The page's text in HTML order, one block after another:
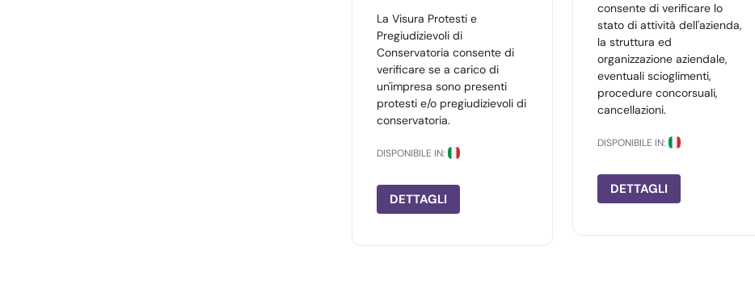
La Visura Protesti e
Pregiudizievoli di
Conservatoria consente di
verificare se a carico di
un'impresa sono presenti
protesti e/o pregiudizievoli di
conservatoria.
DISPONIBILE IN:
DETTAGLI
consente di verificare lo
stato di attività dell'azienda,
la struttura ed
organizzazione aziendale,
eventuali scioglimenti,
procedure concorsuali,
cancellazioni.
DISPONIBILE IN:
DETTAGLI